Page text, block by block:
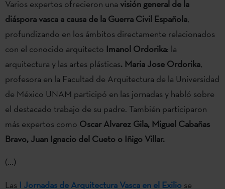
Varios expertos ofrecieron una visión general de la
diáspora vasca a causa de la Guerra Civil Española,
profundizando en los ámbitos directamente relacionados
con el conocido arquitecto Imanol Ordorika: la
arquitectura y las artes plásticas. Maria Jose Ordorika,
profesora en la Facultad de Arquitectura de la Universidad
de México UNAM participó en las jornadas y habló sobre
el destacado trabajo de su padre. También participaron
más expertos como Oscar Alvarez Gila, Miguel Cabañas
Bravo, Juan Ignacio del Cueto o Iñigo Villar.
(...)
Las I Jornadas de Arquitectura Vasca en el Exilio se